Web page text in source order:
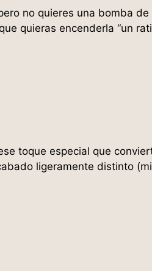
no quieres una bomba
quieras encenderla “un
toque especial que
ligeramente distinto